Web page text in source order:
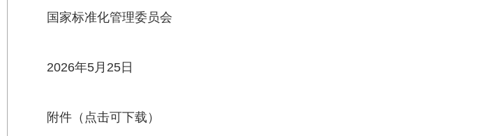
国家标准化管理委员会
2026年5月25日
附件（点击可下载）